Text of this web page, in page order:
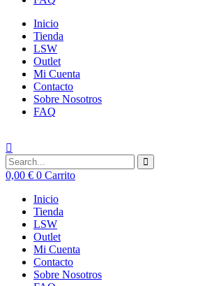
Inicio
Tienda
LSW
Outlet
Mi Cuenta
Contacto
Sobre Nosotros
FAQ
0,00 € 0 Carrito
Inicio
Tienda
LSW
Outlet
Mi Cuenta
Contacto
Sobre Nosotros